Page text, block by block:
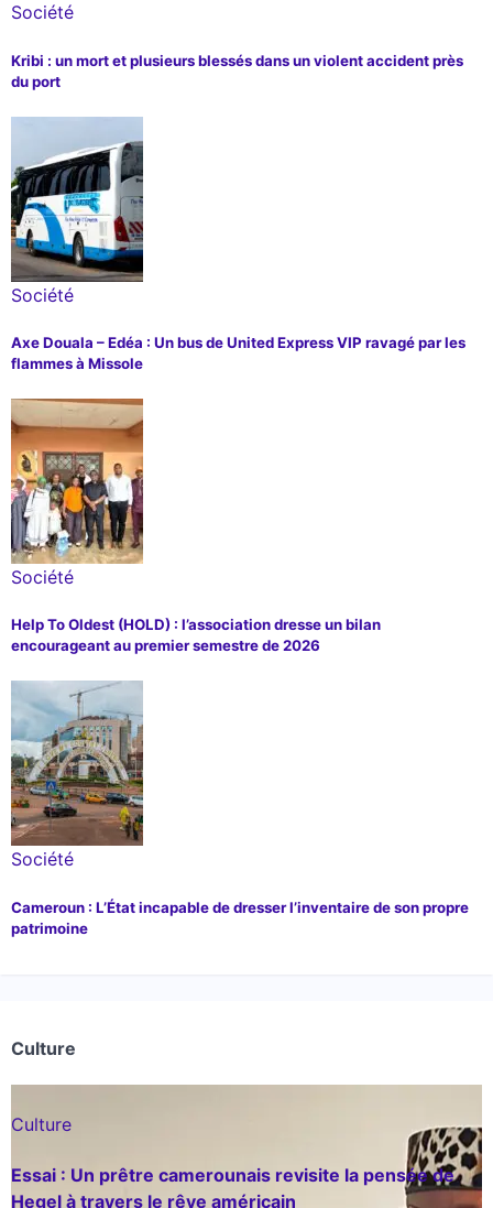
Société
Kribi : un mort et plusieurs blessés dans un violent accident près
du port
Société
Axe Douala – Edéa : Un bus de United Express VIP ravagé par les
flammes à Missole
Société
Help To Oldest (HOLD) : l’association dresse un bilan
encourageant au premier semestre de 2026
Société
Cameroun : L’État incapable de dresser l’inventaire de son propre
patrimoine
Culture
Culture
Essai : Un prêtre camerounais revisite la pensée de
Hegel à travers le rêve américain